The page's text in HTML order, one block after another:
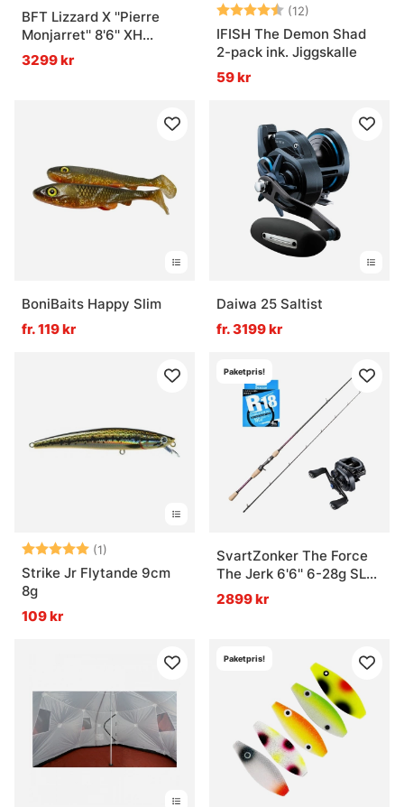
BFT Lizzard X ''Pierre
Monjarret'' 8'6'' XH
-200g, 2 pcs
3299 kr
Betyg: (12)
IFISH The Demon Shad
2-pack ink. Jiggskalle
59 kr
BoniBaits Happy Slim
fr. 119 kr
Daiwa 25 Saltist
fr. 3199 kr
Betyg: (1)
5.0 utav 5 stjärnor
Strike Jr Flytande 9cm
8g
109 kr
Paketpris!
SvartZonker The Force
The Jerk 6'6'' 6-28g SLX
MGL Combo
2899 kr
Paketpris!